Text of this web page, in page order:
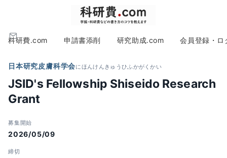
科研費.com 申請書添削 研究助成.com 会員登録・ロ
日本研究皮膚科学会にほんけんきゅうひふかがくかい
JSID's Fellowship Shiseido Research
Grant
募集開始
2026/05/09
締切